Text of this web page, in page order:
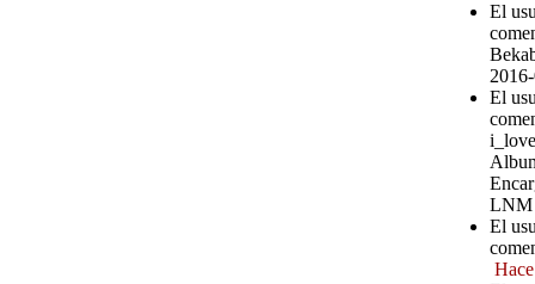
El
El
LNM
El